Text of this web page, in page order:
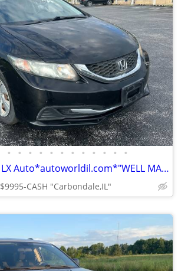
• • • • • • • • • • • •
2014 Honda Civic LX Auto*autoworldil.com*"WELL MAINTAINED/LOW MILEAGE"
$9995-CASH "Carbondale,IL"